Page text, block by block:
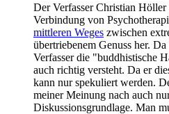
Der Verfasser Christian
Verbindung von
mittleren Weges zwischen
übertriebenem Genuss her.
Verfasser die "buddhistische
auch richtig versteht. Da er
kann nur spekuliert werden.
meiner Meinung nach auch
Diskussionsgrundlage. Man